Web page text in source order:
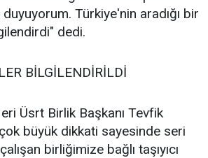
Türkiye'nin aradığı bir
dedi.
BİLGİLENDİRİLDİ
Üsrt Birlik Başkanı Tevfik
büyük dikkati sayesinde seri
birliğimize bağlı taşıyıcı